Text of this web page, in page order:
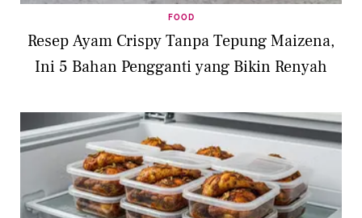
FOOD
Resep Ayam Crispy Tanpa Tepung Maizena,
Ini 5 Bahan Pengganti yang Bikin Renyah